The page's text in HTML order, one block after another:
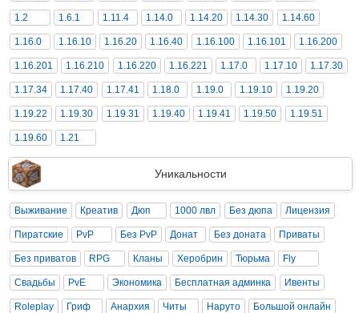
1.2 1.6.1 1.11.4 1.14.0 1.14.20 1.14.30 1.14.60
1.16.0 1.16.10 1.16.20 1.16.40 1.16.100 1.16.101 1.16.200
1.16.201 1.16.210 1.16.220 1.16.221 1.17.0 1.17.10 1.17.30
1.17.34 1.17.40 1.17.41 1.18.0 1.19.0 1.19.10 1.19.20
1.19.22 1.19.30 1.19.31 1.19.40 1.19.41 1.19.50 1.19.51
1.19.60 1.21
Уникальности
Выживание Креатив Дюп 1000 лвл Без дюпа Лицензия
Пиратские PvP Без PvP Донат Без доната Приваты
Без приватов RPG Кланы Херобрин Тюрьма Fly
Свадьбы PvE Экономика Бесплатная админка Ивенты
Roleplay Гриф Анархия Читы Наруто Большой онлайн